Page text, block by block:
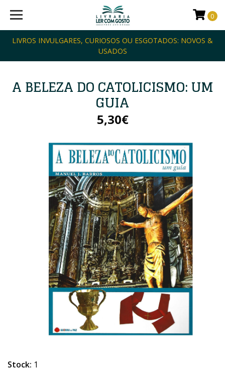
LIVROS INVULGARES, CURIOSOS OU ESGOTADOS: NOVOS &
USADOS
0
A BELEZA DO CATOLICISMO: UM
GUIA
5,30€
Stock: 1